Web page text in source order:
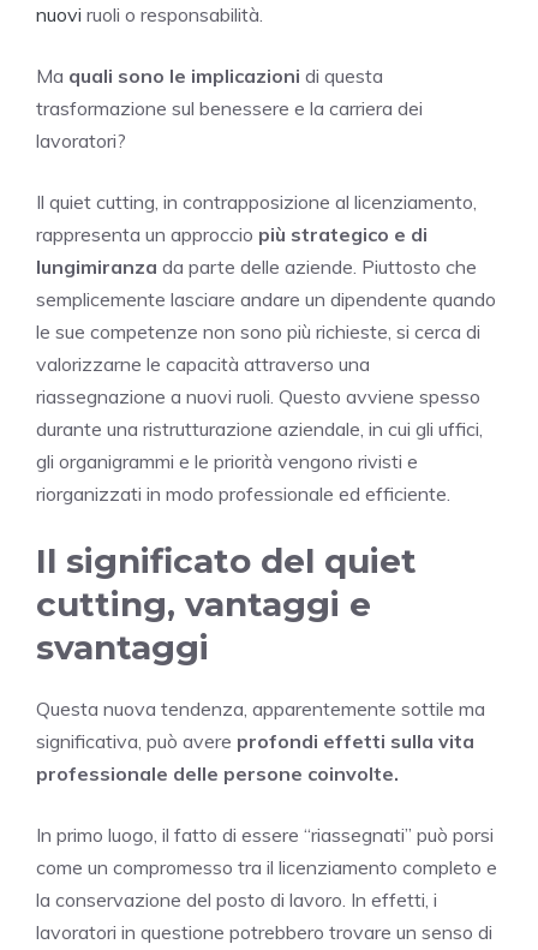
nuovi ruoli o responsabilità.
Ma quali sono le implicazioni di questa
trasformazione sul benessere e la carriera dei
lavoratori?
Il quiet cutting, in contrapposizione al licenziamento,
rappresenta un approccio più strategico e di
lungimiranza da parte delle aziende. Piuttosto che
semplicemente lasciare andare un dipendente quando
le sue competenze non sono più richieste, si cerca di
valorizzarne le capacità attraverso una
riassegnazione a nuovi ruoli. Questo avviene spesso
durante una ristrutturazione aziendale, in cui gli uffici,
gli organigrammi e le priorità vengono rivisti e
riorganizzati in modo professionale ed efficiente.
Il significato del quiet
cutting, vantaggi e
svantaggi
Questa nuova tendenza, apparentemente sottile ma
significativa, può avere profondi effetti sulla vita
professionale delle persone coinvolte.
In primo luogo, il fatto di essere “riassegnati” può porsi
come un compromesso tra il licenziamento completo e
la conservazione del posto di lavoro. In effetti, i
lavoratori in questione potrebbero trovare un senso di